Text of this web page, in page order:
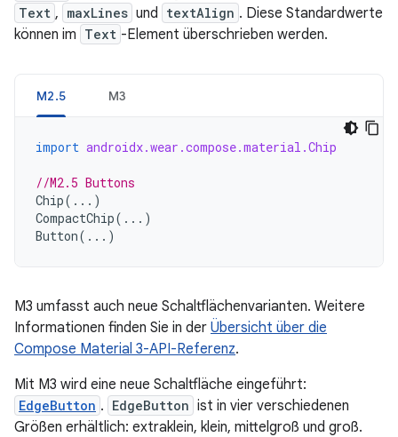
Text , maxLines und textAlign . Diese Standardwerte
können im Text -Element überschrieben werden.
M2.5 M3
import androidx.wear.compose.material.Chip
//M2.5 Buttons
Chip(...)
CompactChip(...)
Button(...)
M3 umfasst auch neue Schaltflächenvarianten. Weitere
Informationen finden Sie in der Übersicht über die
Compose Material 3-API-Referenz.
Mit M3 wird eine neue Schaltfläche eingeführt:
EdgeButton . EdgeButton ist in vier verschiedenen
Größen erhältlich: extraklein, klein, mittelgroß und groß.